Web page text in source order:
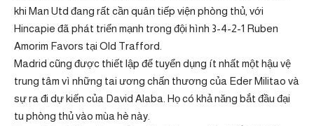
khi Man Utd đang rất cần quân tiếp viện phòng thủ, với
Hincapie đã phát triển mạnh trong đội hình 3-4-2-1 Ruben
Amorim Favors tại Old Trafford.
Madrid cũng được thiết lập để tuyển dụng ít nhất một hậu vệ
trung tâm vì những tai ương chấn thương của Eder Militao và
sự ra đi dự kiến ​​của David Alaba. Họ có khả năng bắt đầu đại
tu phòng thủ vào mùa hè này.